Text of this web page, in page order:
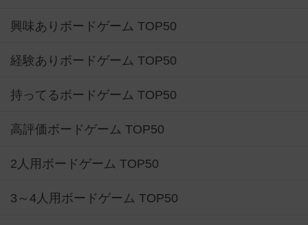
興味ありボードゲーム TOP50
経験ありボードゲーム TOP50
持ってるボードゲーム TOP50
高評価ボードゲーム TOP50
2人用ボードゲーム TOP50
3～4人用ボードゲーム TOP50